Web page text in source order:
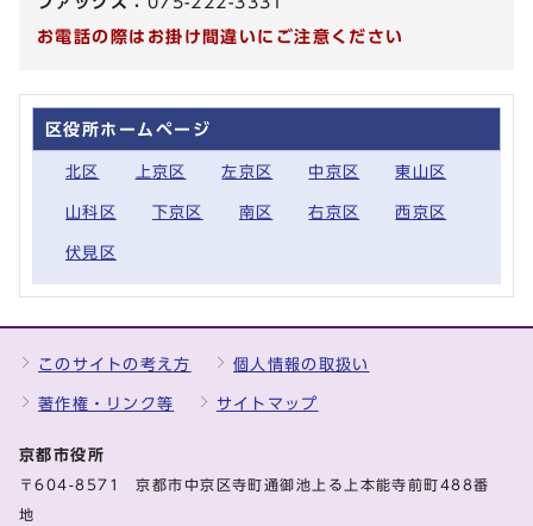
お電話の際はお掛け間違いにご注意ください
区役所ホームページ
北区 上京区 左京区 中京区 東山区
山科区 下京区 南区 右京区 西京区
伏見区
このサイトの考え方 個人情報の取扱い
著作権・リンク等 サイトマップ
京都市役所
〒604-8571 京都市中京区寺町通御池上る上本能寺前町488番
地